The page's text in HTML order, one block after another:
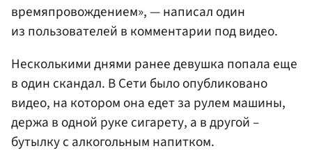
времяпровождением», — написал один
из пользователей в комментарии под видео.
Несколькими днями ранее девушка попала еще
в один скандал. В Сети было опубликовано
видео, на котором она едет за рулем машины,
держа в одной руке сигарету, а в другой –
бутылку с алкогольным напитком.